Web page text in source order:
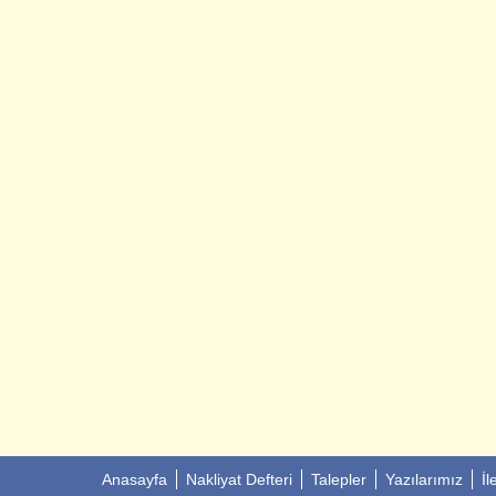
Anasayfa Nakliyat Defteri Talepler Yazılarımız